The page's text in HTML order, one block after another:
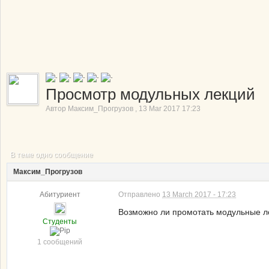
Просмотр модульных лекций
Автор Максим_Прогрузов , 13 Mar 2017 17:23
В теме одно сообщение
Максим_Прогрузов
Абитуриент
Студенты
1 сообщений
Отправлено 13 March 2017 - 17:23
Возможно ли промотать модульные